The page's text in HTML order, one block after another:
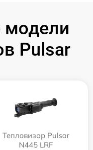
модели
Pulsar
Тепловизор Pulsar
N445 LRF